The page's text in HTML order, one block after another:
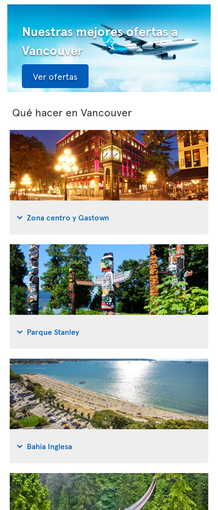
Nuestras mejores ofertas a
Vancouver
Ver ofertas
Qué hacer en Vancouver
Zona centro y Gastown
Parque Stanley
Bahía Inglesa